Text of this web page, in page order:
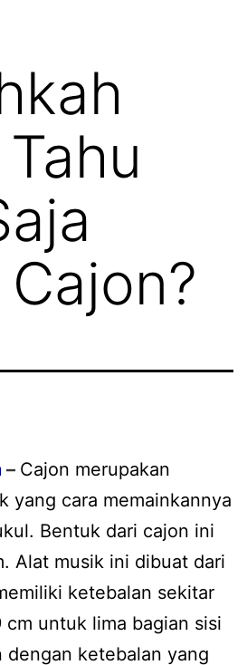
– Cajon merupakan
yang cara memainkannya
Bentuk dari cajon ini
Alat musik ini dibuat dari
ketebalan sekitar
cm untuk lima bagian sisi
dengan ketebalan yang